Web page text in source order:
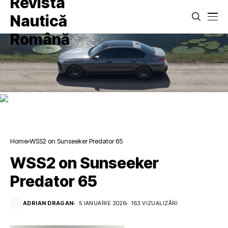
Home WSS2 on Sunseeker Predator 65
WSS2 on Sunseeker
Predator 65
ADRIAN DRAGAN 5 IANUARIE 2026 163 VIZUALIZĂRI